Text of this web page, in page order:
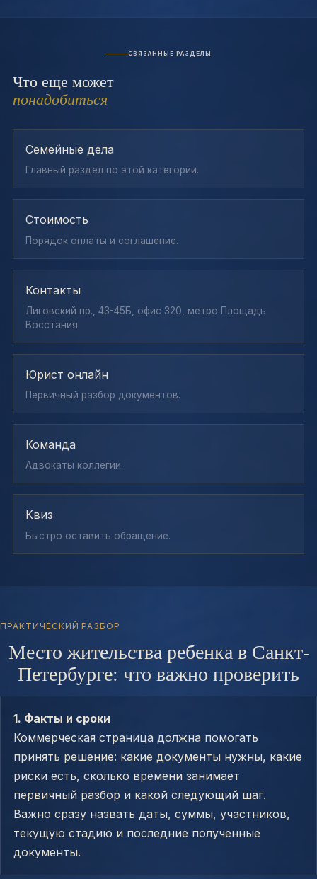
СВЯЗАННЫЕ РАЗДЕЛЫ
Что еще может
понадобиться
Семейные дела
Главный раздел по этой категории.
Стоимость
Порядок оплаты и соглашение.
Контакты
Лиговский пр., 43-45Б, офис 320, метро Площадь
Восстания.
Юрист онлайн
Первичный разбор документов.
Команда
Адвокаты коллегии.
Квиз
Быстро оставить обращение.
ПРАКТИЧЕСКИЙ РАЗБОР
Место жительства ребенка в Санкт-
Петербурге: что важно проверить
1. Факты и сроки
Коммерческая страница должна помогать
принять решение: какие документы нужны, какие
риски есть, сколько времени занимает
первичный разбор и какой следующий шаг.
Важно сразу назвать даты, суммы, участников,
текущую стадию и последние полученные
документы.